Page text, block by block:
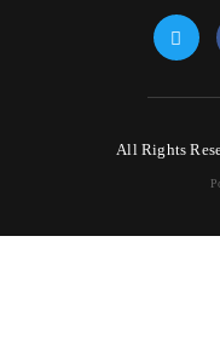
All Rights